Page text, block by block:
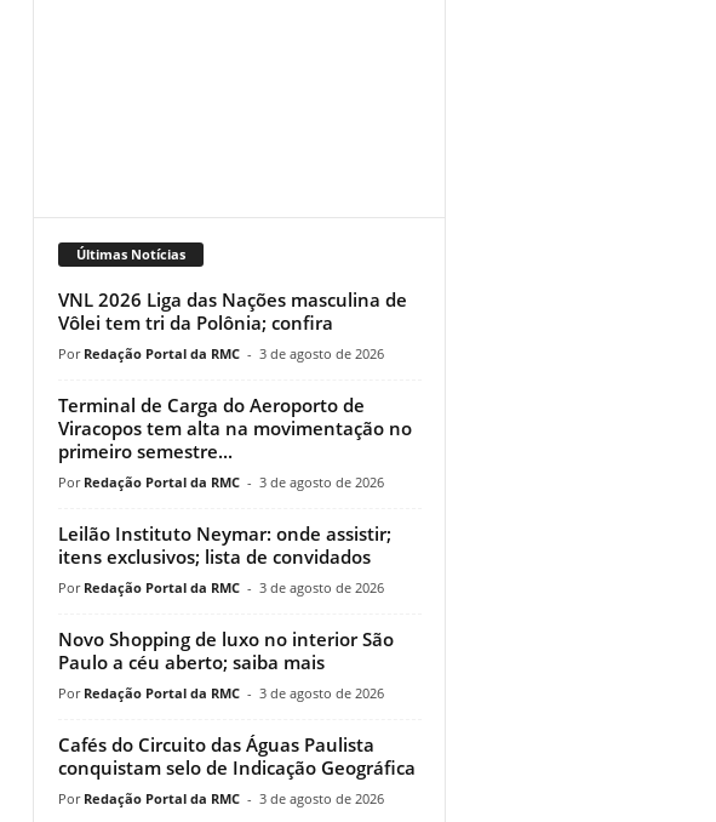
Últimas Notícias
VNL 2026 Liga das Nações masculina de
Vôlei tem tri da Polônia; confira
Redação Portal da RMC - 3 de agosto de 2026
Terminal de Carga do Aeroporto de
Viracopos tem alta na movimentação no
primeiro semestre...
Redação Portal da RMC - 3 de agosto de 2026
Leilão Instituto Neymar: onde assistir;
itens exclusivos; lista de convidados
Redação Portal da RMC - 3 de agosto de 2026
Novo Shopping de luxo no interior São
Paulo a céu aberto; saiba mais
Redação Portal da RMC - 3 de agosto de 2026
Cafés do Circuito das Águas Paulista
conquistam selo de Indicação Geográfica
Redação Portal da RMC - 3 de agosto de 2026